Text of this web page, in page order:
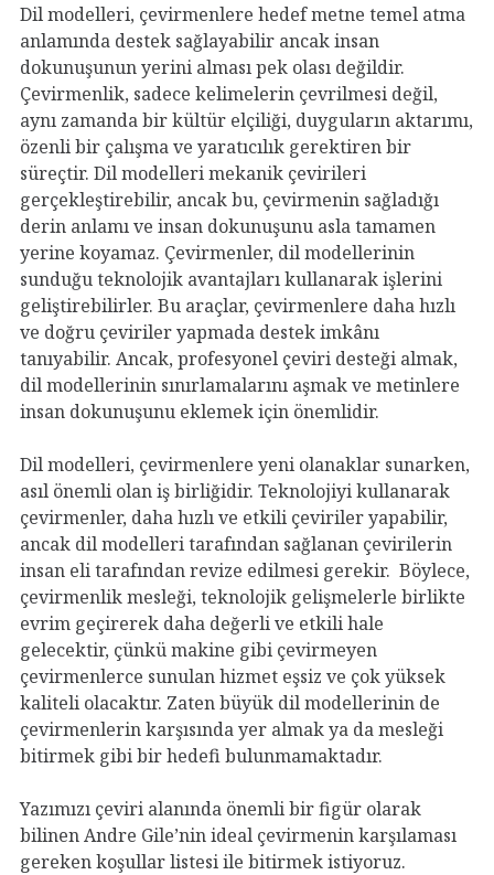
Dil modelleri, çevirmenlere hedef metne temel atma
anlamında destek sağlayabilir ancak insan
dokunuşunun yerini alması pek olası değildir.
Çevirmenlik, sadece kelimelerin çevrilmesi değil,
aynı zamanda bir kültür elçiliği, duyguların aktarımı,
özenli bir çalışma ve yaratıcılık gerektiren bir
süreçtir. Dil modelleri mekanik çevirileri
gerçekleştirebilir, ancak bu, çevirmenin sağladığı
derin anlamı ve insan dokunuşunu asla tamamen
yerine koyamaz. Çevirmenler, dil modellerinin
sunduğu teknolojik avantajları kullanarak işlerini
geliştirebilirler. Bu araçlar, çevirmenlere daha hızlı
ve doğru çeviriler yapmada destek imkânı
tanıyabilir. Ancak, profesyonel çeviri desteği almak,
dil modellerinin sınırlamalarını aşmak ve metinlere
insan dokunuşunu eklemek için önemlidir.
Dil modelleri, çevirmenlere yeni olanaklar sunarken,
asıl önemli olan iş birliğidir. Teknolojiyi kullanarak
çevirmenler, daha hızlı ve etkili çeviriler yapabilir,
ancak dil modelleri tarafından sağlanan çevirilerin
insan eli tarafından revize edilmesi gerekir. Böylece,
çevirmenlik mesleği, teknolojik gelişmelerle birlikte
evrim geçirerek daha değerli ve etkili hale
gelecektir, çünkü makine gibi çevirmeyen
çevirmenlerce sunulan hizmet eşsiz ve çok yüksek
kaliteli olacaktır. Zaten büyük dil modellerinin de
çevirmenlerin karşısında yer almak ya da mesleği
bitirmek gibi bir hedefi bulunmamaktadır.
Yazımızı çeviri alanında önemli bir figür olarak
bilinen Andre Gile’nin ideal çevirmenin karşılaması
gereken koşullar listesi ile bitirmek istiyoruz.